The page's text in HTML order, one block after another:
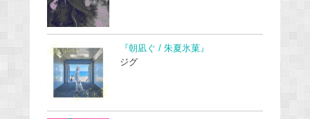
『朝凪ぐ / 朱夏氷菓』
ジグ